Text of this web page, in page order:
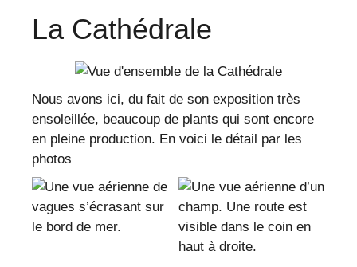
La Cathédrale
Nous avons ici, du fait de son exposition très
ensoleillée, beaucoup de plants qui sont encore
en pleine production. En voici le détail par les
photos